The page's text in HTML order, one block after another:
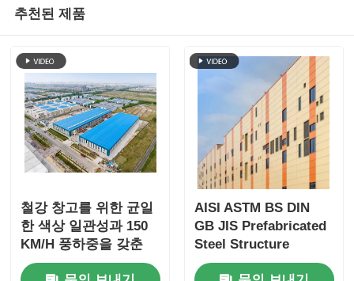
추천된 제품
철강 창고를 위한 균일
한 색상 일관성과 150
KM/H 풍하중을 갖춘
환경 친화적인 조립식
AISI ASTM BS DIN
GB JIS Prefabricated
Steel Structure
Corrosion Resistant